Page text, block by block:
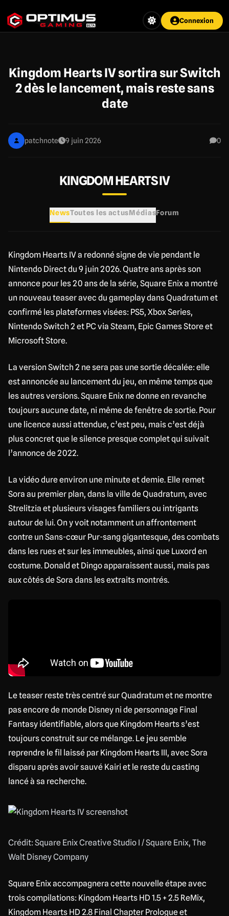
au
contenu
Connexion
Kingdom Hearts IV sortira sur Switch
2 dès le lancement, mais reste sans
date
patchnote 9 juin 2026 0
KINGDOM HEARTS IV
NewsToutes les actusMédiasForum
Kingdom Hearts IV a redonné signe de vie pendant le
Nintendo Direct du 9 juin 2026. Quatre ans après son
annonce pour les 20 ans de la série, Square Enix a montré
un nouveau teaser avec du gameplay dans Quadratum et
confirmé les plateformes visées: PS5, Xbox Series,
Nintendo Switch 2 et PC via Steam, Epic Games Store et
Microsoft Store.
La version Switch 2 ne sera pas une sortie décalée: elle
est annoncée au lancement du jeu, en même temps que
les autres versions. Square Enix ne donne en revanche
toujours aucune date, ni même de fenêtre de sortie. Pour
une licence aussi attendue, c’est peu, mais c’est déjà
plus concret que le silence presque complet qui suivait
l’annonce de 2022.
La vidéo dure environ une minute et demie. Elle remet
Sora au premier plan, dans la ville de Quadratum, avec
Strelitzia et plusieurs visages familiers ou intrigants
autour de lui. On y voit notamment un affrontement
contre un Sans-cœur Pur-sang gigantesque, des combats
dans les rues et sur les immeubles, ainsi que Luxord en
costume. Donald et Dingo apparaissent aussi, mais pas
aux côtés de Sora dans les extraits montrés.
Le teaser reste très centré sur Quadratum et ne montre
pas encore de monde Disney ni de personnage Final
Fantasy identifiable, alors que Kingdom Hearts s’est
toujours construit sur ce mélange. Le jeu semble
reprendre le fil laissé par Kingdom Hearts III, avec Sora
disparu après avoir sauvé Kairi et le reste du casting
lancé à sa recherche.
Crédit: Square Enix Creative Studio I / Square Enix, The
Walt Disney Company
Square Enix accompagnera cette nouvelle étape avec
trois compilations: Kingdom Hearts HD 1.5 + 2.5 ReMix,
Kingdom Hearts HD 2.8 Final Chapter Prologue et